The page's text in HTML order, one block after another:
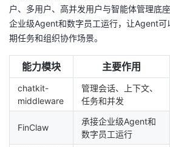
户、多用户、高并发用户与智能体管理底
企业级Agent和数字员工运行，让Agent可
期任务和组织协作场景。
能力模块 主要作用
chatkit-
middleware
管理会话、上下文、
任务和并发
FinClaw
承接企业级Agent和
数字员工运行